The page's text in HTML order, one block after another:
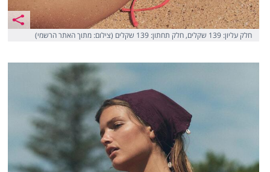
חלק עליון: 139 שקלים, חלק תחתון: 139 שקלים (צילום: מתוך האתר הרשמי)